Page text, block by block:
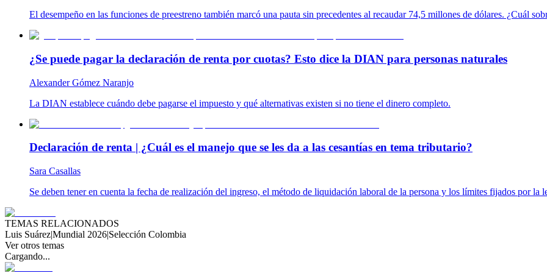
El desempeño en las funciones de preestreno también marcó una pauta sin precedentes al recaudar 74,5 millones de dólares. ¿Cuál
¿Se puede pagar la declaración de renta por cuotas? Esto dice la DIAN para personas naturales
Alexander Gómez Naranjo
La DIAN establece cuándo debe pagarse el impuesto y qué alternativas existen si no tiene el dinero completo.
Declaración de renta | ¿Cuál es el manejo que se les da a las cesantías en tema tributario?
Sara Casallas
Se deben tener en cuenta la fecha de realización del ingreso, el método de liquidación laboral de la persona y los límites fijados por la
TEMAS RELACIONADOS
Luis Suárez|Mundial 2026|Selección Colombia
Ver otros temas
Cargando...